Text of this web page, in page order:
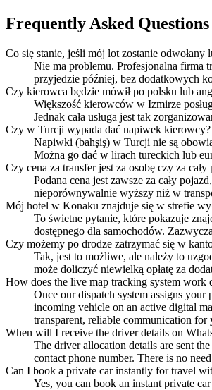
Frequently Asked Questions
Co się stanie, jeśli mój lot zostanie odwołany
Nie ma problemu. Profesjonalna firma
przyjedzie później, bez dodatkowych
Czy kierowca będzie mówił po polsku lub
Większość kierowców w Izmirze
Jednak cała usługa jest tak
Czy w Turcji wypada dać napiwek kierowcy?
Napiwki (bahşiş) w Turcji nie są
Można go dać w lirach tureckich lub
Czy cena za transfer jest za osobę czy za cały
Podana cena jest zawsze za cały
nieporównywalnie wyższy niż w
Mój hotel w Konaku znajduje się w strefie
To świetne pytanie, które pokazuje
dostępnego dla samochodów.
Czy możemy po drodze zatrzymać się w
Tak, jest to możliwe, ale należy to
może doliczyć niewielką opłatę za
How does the live map tracking system work
Once our dispatch system assigns
incoming vehicle on an active digital
transparent, reliable communication
When will I receive the driver details on
The driver allocation details are sent
contact phone number. There is no
Can I book a private car instantly for travel
Yes, you can book an instant private